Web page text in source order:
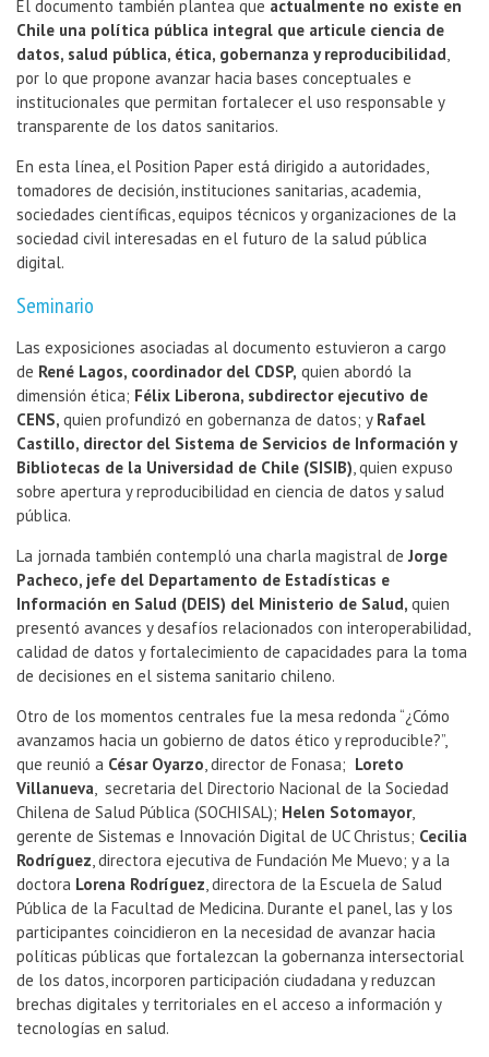
El documento también plantea que actualmente no existe en
Chile una política pública integral que articule ciencia de
datos, salud pública, ética, gobernanza y reproducibilidad,
por lo que propone avanzar hacia bases conceptuales e
institucionales que permitan fortalecer el uso responsable y
transparente de los datos sanitarios.
En esta línea, el Position Paper está dirigido a autoridades,
tomadores de decisión, instituciones sanitarias, academia,
sociedades científicas, equipos técnicos y organizaciones de la
sociedad civil interesadas en el futuro de la salud pública
digital.
Seminario
Las exposiciones asociadas al documento estuvieron a cargo
de René Lagos, coordinador del CDSP, quien abordó la
dimensión ética; Félix Liberona, subdirector ejecutivo de
CENS, quien profundizó en gobernanza de datos; y Rafael
Castillo, director del Sistema de Servicios de Información y
Bibliotecas de la Universidad de Chile (SISIB), quien expuso
sobre apertura y reproducibilidad en ciencia de datos y salud
pública.
La jornada también contempló una charla magistral de Jorge
Pacheco, jefe del Departamento de Estadísticas e
Información en Salud (DEIS) del Ministerio de Salud, quien
presentó avances y desafíos relacionados con interoperabilidad,
calidad de datos y fortalecimiento de capacidades para la toma
de decisiones en el sistema sanitario chileno.
Otro de los momentos centrales fue la mesa redonda “¿Cómo
avanzamos hacia un gobierno de datos ético y reproducible?”,
que reunió a César Oyarzo, director de Fonasa; Loreto
Villanueva, secretaria del Directorio Nacional de la Sociedad
Chilena de Salud Pública (SOCHISAL); Helen Sotomayor,
gerente de Sistemas e Innovación Digital de UC Christus; Cecilia
Rodríguez, directora ejecutiva de Fundación Me Muevo; y a la
doctora Lorena Rodríguez, directora de la Escuela de Salud
Pública de la Facultad de Medicina. Durante el panel, las y los
participantes coincidieron en la necesidad de avanzar hacia
políticas públicas que fortalezcan la gobernanza intersectorial
de los datos, incorporen participación ciudadana y reduzcan
brechas digitales y territoriales en el acceso a información y
tecnologías en salud.